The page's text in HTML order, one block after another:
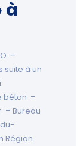
à
-
suite à un
béton -
- Bureau
Région